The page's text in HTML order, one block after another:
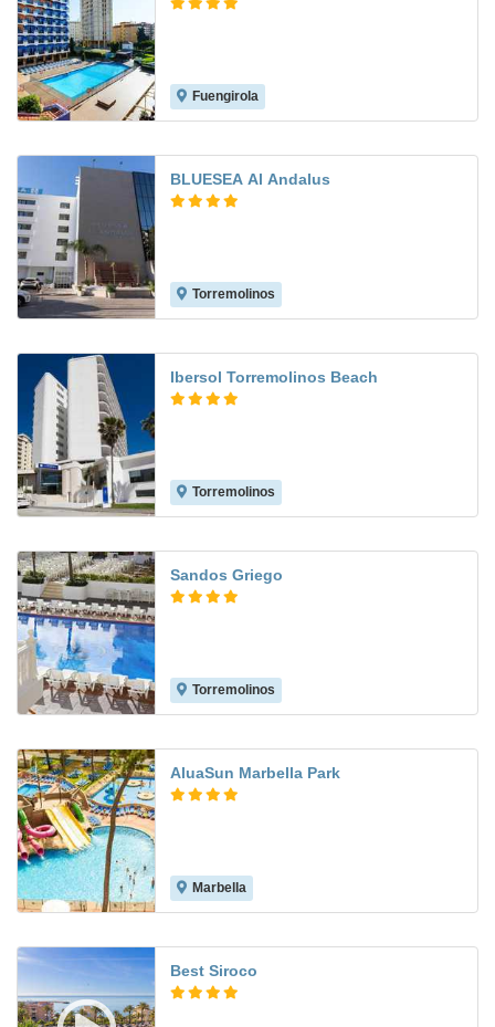
Fuengirola
BLUESEA Al Andalus
Torremolinos
Ibersol Torremolinos Beach
Torremolinos
Sandos Griego
Torremolinos
AluaSun Marbella Park
Marbella
Best Siroco